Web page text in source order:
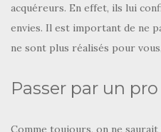
acquéreurs. En effet, ils lui
envies. Il est important de ne
ne sont plus réalisés pour
Passer par un pro
Comme toujours, on ne